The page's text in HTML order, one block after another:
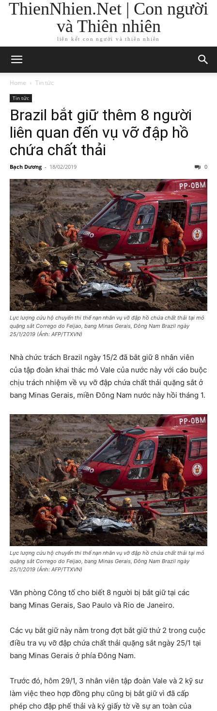
ThienNhien.Net | Con người
và Thiên nhiên
liên kết con người và thiên nhiên
Home Tin tức
Tin tức
Brazil bắt giữ thêm 8 người
liên quan đến vụ vỡ đập hồ
chứa chất thải
Bạch Dương - 18/02/2019 0
Lực lượng cứu hộ chuyển thi thể nạn nhân vụ vỡ đập hồ chứa chất thải tại mỏ
quặng sắt Corrego do Feijao, bang Minas Gerais, Đông Nam Brazil ngày
25/1/2019 (Ảnh: AFP/TTXVN)
Nhà chức trách Brazil ngày 15/2 đã bắt giữ 8 nhân viên
của tập đoàn khai thác mỏ Vale của nước này với cáo buộc
chịu trách nhiệm về vụ vỡ đập chứa chất thải quặng sắt ở
bang Minas Gerais, miền Đông Nam nước này hồi tháng 1.
Lực lượng cứu hộ chuyển thi thể nạn nhân vụ vỡ đập hồ chứa chất thải tại mỏ
quặng sắt Corrego do Feijao, bang Minas Gerais, Đông Nam Brazil ngày
25/1/2019 (Ảnh: AFP/TTXVN)
Văn phòng Công tố cho biết 8 người bị bắt giữ tại các
bang Minas Gerais, Sao Paulo và Rio de Janeiro.
Các vụ bắt giữ này nằm trong đợt bắt giữ thứ 2 trong cuộc
điều tra vụ vỡ đập chứa chất thải quặng sắt ngày 25/1 tại
bang Minas Gerais ở phía Đông Nam.
Trước đó, hôm 29/1, 3 nhân viên tập đoàn Vale và 2 kỹ sư
làm việc theo hợp đồng phụ cũng bị bắt giữ vì đã cấp
phép cho đập phế thải và ký giấy tờ về sự an toàn của